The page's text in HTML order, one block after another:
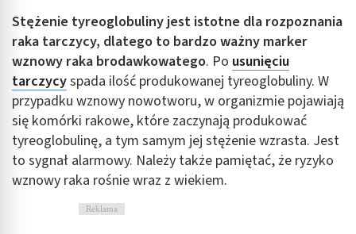
Stężenie tyreoglobuliny jest istotne dla rozpoznania
raka tarczycy, dlatego to bardzo ważny marker
wznowy raka brodawkowatego. Po usunięciu
tarczycyspada ilość produkowanej tyreoglobuliny. W
przypadku wznowy nowotworu, w organizmie pojawiają
się komórki rakowe, które zaczynają produkować
tyreoglobulinę, a tym samym jej stężenie wzrasta. Jest
to sygnał alarmowy. Należy także pamiętać, że ryzyko
wznowy raka rośnie wraz z wiekiem.
Reklama